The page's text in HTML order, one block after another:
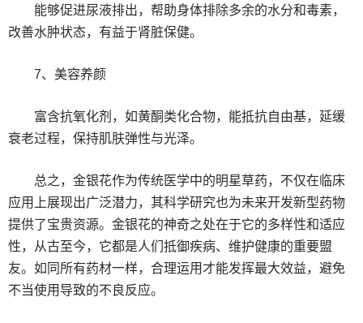
能够促进尿液排出，帮助身体排除多余的水分和毒素，
改善水肿状态，有益于肾脏保健。
7、美容养颜
富含抗氧化剂，如黄酮类化合物，能抵抗自由基，延缓
衰老过程，保持肌肤弹性与光泽。
总之，金银花作为传统医学中的明星草药，不仅在临床
应用上展现出广泛潜力，其科学研究也为未来开发新型药物
提供了宝贵资源。金银花的神奇之处在于它的多样性和适应
性，从古至今，它都是人们抵御疾病、维护健康的重要盟
友。如同所有药材一样，合理运用才能发挥最大效益，避免
不当使用导致的不良反应。